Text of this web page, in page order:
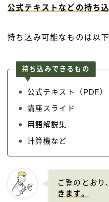
公式テキストなどの持ち
持ち込み可能なものは以下
持ち込みできるもの
公式テキスト（PDF）
講座スライド
用語解説集
計算機など
ご覧のとおり
きます。